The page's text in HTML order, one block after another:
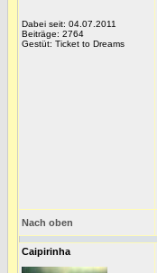
Dabei seit: 04.07.2011
Beiträge: 2764
Gestüt: Ticket to Dreams
Nach oben
Caipirinha